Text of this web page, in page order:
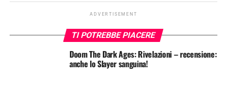
ADVERTISEMENT
TI POTREBBE PIACERE
Doom The Dark Ages: Rivelazioni – recensione:
anche lo Slayer sanguina!